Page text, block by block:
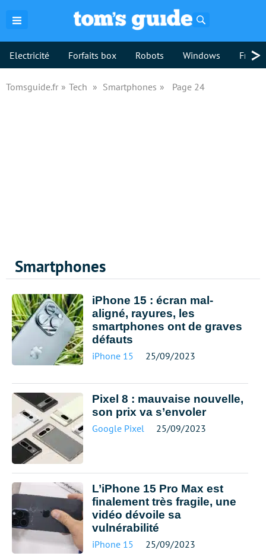
Electricité Forfaits box Robots Windows >
Tomsguide.fr Tech Smartphones Page 24
Smartphones
iPhone 15 : écran mal-
aligné, rayures, les
smartphones ont de graves
défauts
iPhone 15 25/09/2023
Pixel 8 : mauvaise nouvelle,
son prix va s’envoler
Google Pixel 25/09/2023
L’iPhone 15 Pro Max est
finalement très fragile, une
vidéo dévoile sa
vulnérabilité
iPhone 15 25/09/2023